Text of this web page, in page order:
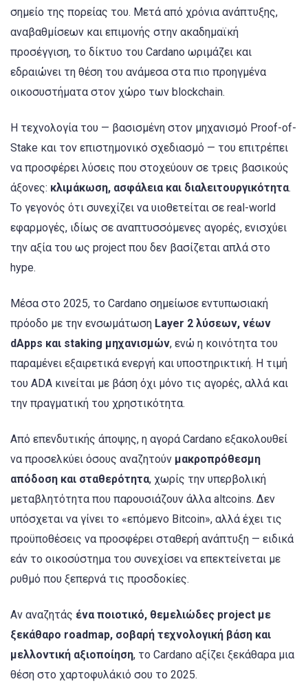
σημείο της πορείας του. Μετά από χρόνια ανάπτυξης,
αναβαθμίσεων και επιμονής στην ακαδημαϊκή
προσέγγιση, το δίκτυο του Cardano ωριμάζει και
εδραιώνει τη θέση του ανάμεσα στα πιο προηγμένα
οικοσυστήματα στον χώρο των blockchain.
Η τεχνολογία του — βασισμένη στον μηχανισμό Proof-of-
Stake και τον επιστημονικό σχεδιασμό — του επιτρέπει
να προσφέρει λύσεις που στοχεύουν σε τρεις βασικούς
άξονες: κλιμάκωση, ασφάλεια και διαλειτουργικότητα.
Το γεγονός ότι συνεχίζει να υιοθετείται σε real-world
εφαρμογές, ιδίως σε αναπτυσσόμενες αγορές, ενισχύει
την αξία του ως project που δεν βασίζεται απλά στο
hype.
Μέσα στο 2025, το Cardano σημείωσε εντυπωσιακή
πρόοδο με την ενσωμάτωση Layer 2 λύσεων, νέων
dApps και staking μηχανισμών, ενώ η κοινότητα του
παραμένει εξαιρετικά ενεργή και υποστηρικτική. Η τιμή
του ADA κινείται με βάση όχι μόνο τις αγορές, αλλά και
την πραγματική του χρηστικότητα.
Από επενδυτικής άποψης, η αγορά Cardano εξακολουθεί
να προσελκύει όσους αναζητούν μακροπρόθεσμη
απόδοση και σταθερότητα, χωρίς την υπερβολική
μεταβλητότητα που παρουσιάζουν άλλα altcoins. Δεν
υπόσχεται να γίνει το «επόμενο Bitcoin», αλλά έχει τις
προϋποθέσεις να προσφέρει σταθερή ανάπτυξη — ειδικά
εάν το οικοσύστημα του συνεχίσει να επεκτείνεται με
ρυθμό που ξεπερνά τις προσδοκίες.
Αν αναζητάς ένα ποιοτικό, θεμελιώδες project με
ξεκάθαρο roadmap, σοβαρή τεχνολογική βάση και
μελλοντική αξιοποίηση, το Cardano αξίζει ξεκάθαρα μια
θέση στο χαρτοφυλάκιό σου το 2025.